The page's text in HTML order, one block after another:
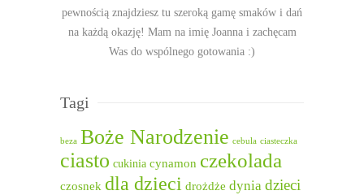
pewnością znajdziesz tu szeroką gamę smaków i dań
na każdą okazję! Mam na imię Joanna i zachęcam
Was do wspólnego gotowania :)
Tagi
beza Boże Narodzenie cebula ciasteczka
ciasto cukinia cynamon czekolada
czosnek dla dzieci drożdże dynia dzieci